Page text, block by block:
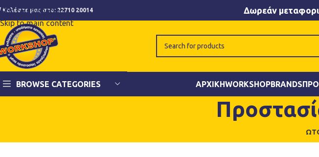
Skip to navigation
Skip to main content
Καλέστε μας στο: 22710 20014 Δωρεάν
BROWSE CATEGORIES ΑΡΧΙΚΉWORKSHOPBRANDS